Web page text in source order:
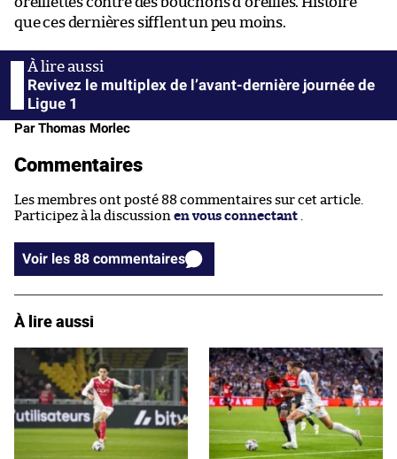
que ces dernières sifflent un peu moins.
Revivez le multiplex de l’avant-dernière journée de
Ligue 1
Par Thomas Morlec
Commentaires
Les membres ont posté 88 commentaires sur cet article.
Participez à la discussion en vous connectant
Voir les 88 commentaires
À lire aussi